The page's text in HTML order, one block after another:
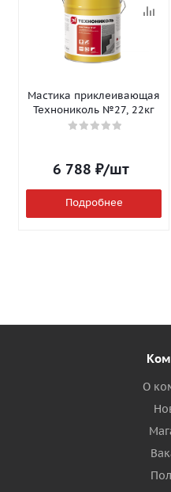
Мастика приклеивающая
Технониколь №27, 22кг
6 788 ₽/шт
Подробнее
О